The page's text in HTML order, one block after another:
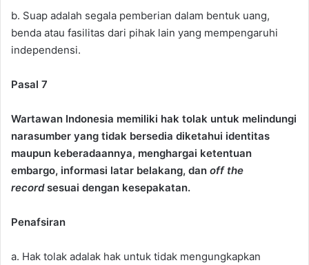
b. Suap adalah segala pemberian dalam bentuk uang,
benda atau fasilitas dari pihak lain yang mempengaruhi
independensi.
Pasal 7
Wartawan Indonesia memiliki hak tolak untuk melindungi
narasumber yang tidak bersedia diketahui identitas
maupun keberadaannya, menghargai ketentuan
embargo, informasi latar belakang, dan off the
recordsesuai dengan kesepakatan.
Penafsiran
a. Hak tolak adalak hak untuk tidak mengungkapkan